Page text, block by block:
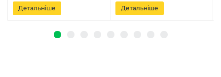
Детальніше Детальніше